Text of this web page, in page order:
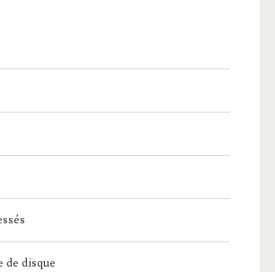
de disque